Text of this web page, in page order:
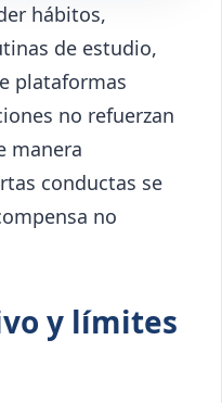
hábitos,
de estudio,
plataformas
no refuerzan
manera
conductas se
no
y límites